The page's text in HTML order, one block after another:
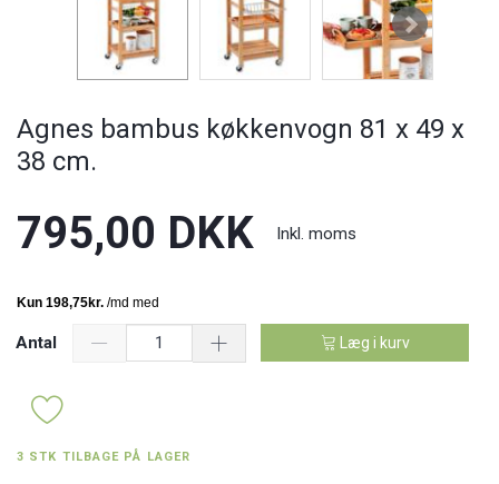
Agnes bambus køkkenvogn 81 x 49 x
38 cm.
795,00 DKK Inkl. moms
Antal Læg i kurv
3 STK TILBAGE PÅ LAGER